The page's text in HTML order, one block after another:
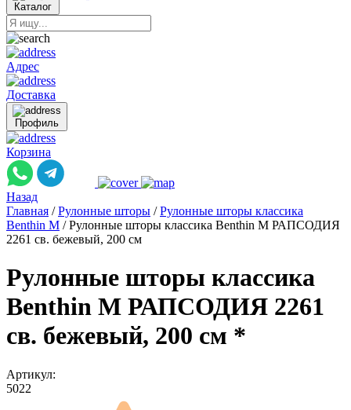
Каталог
Адрес
Доставка
Профиль
Корзина
Назад
Главная / Рулонные шторы / Рулонные шторы классика
Benthin M / Рулонные шторы классика Benthin M РАПСОДИЯ
2261 св. бежевый, 200 см
Рулонные шторы классика
Benthin M РАПСОДИЯ 2261
св. бежевый, 200 см *
Артикул:
5022